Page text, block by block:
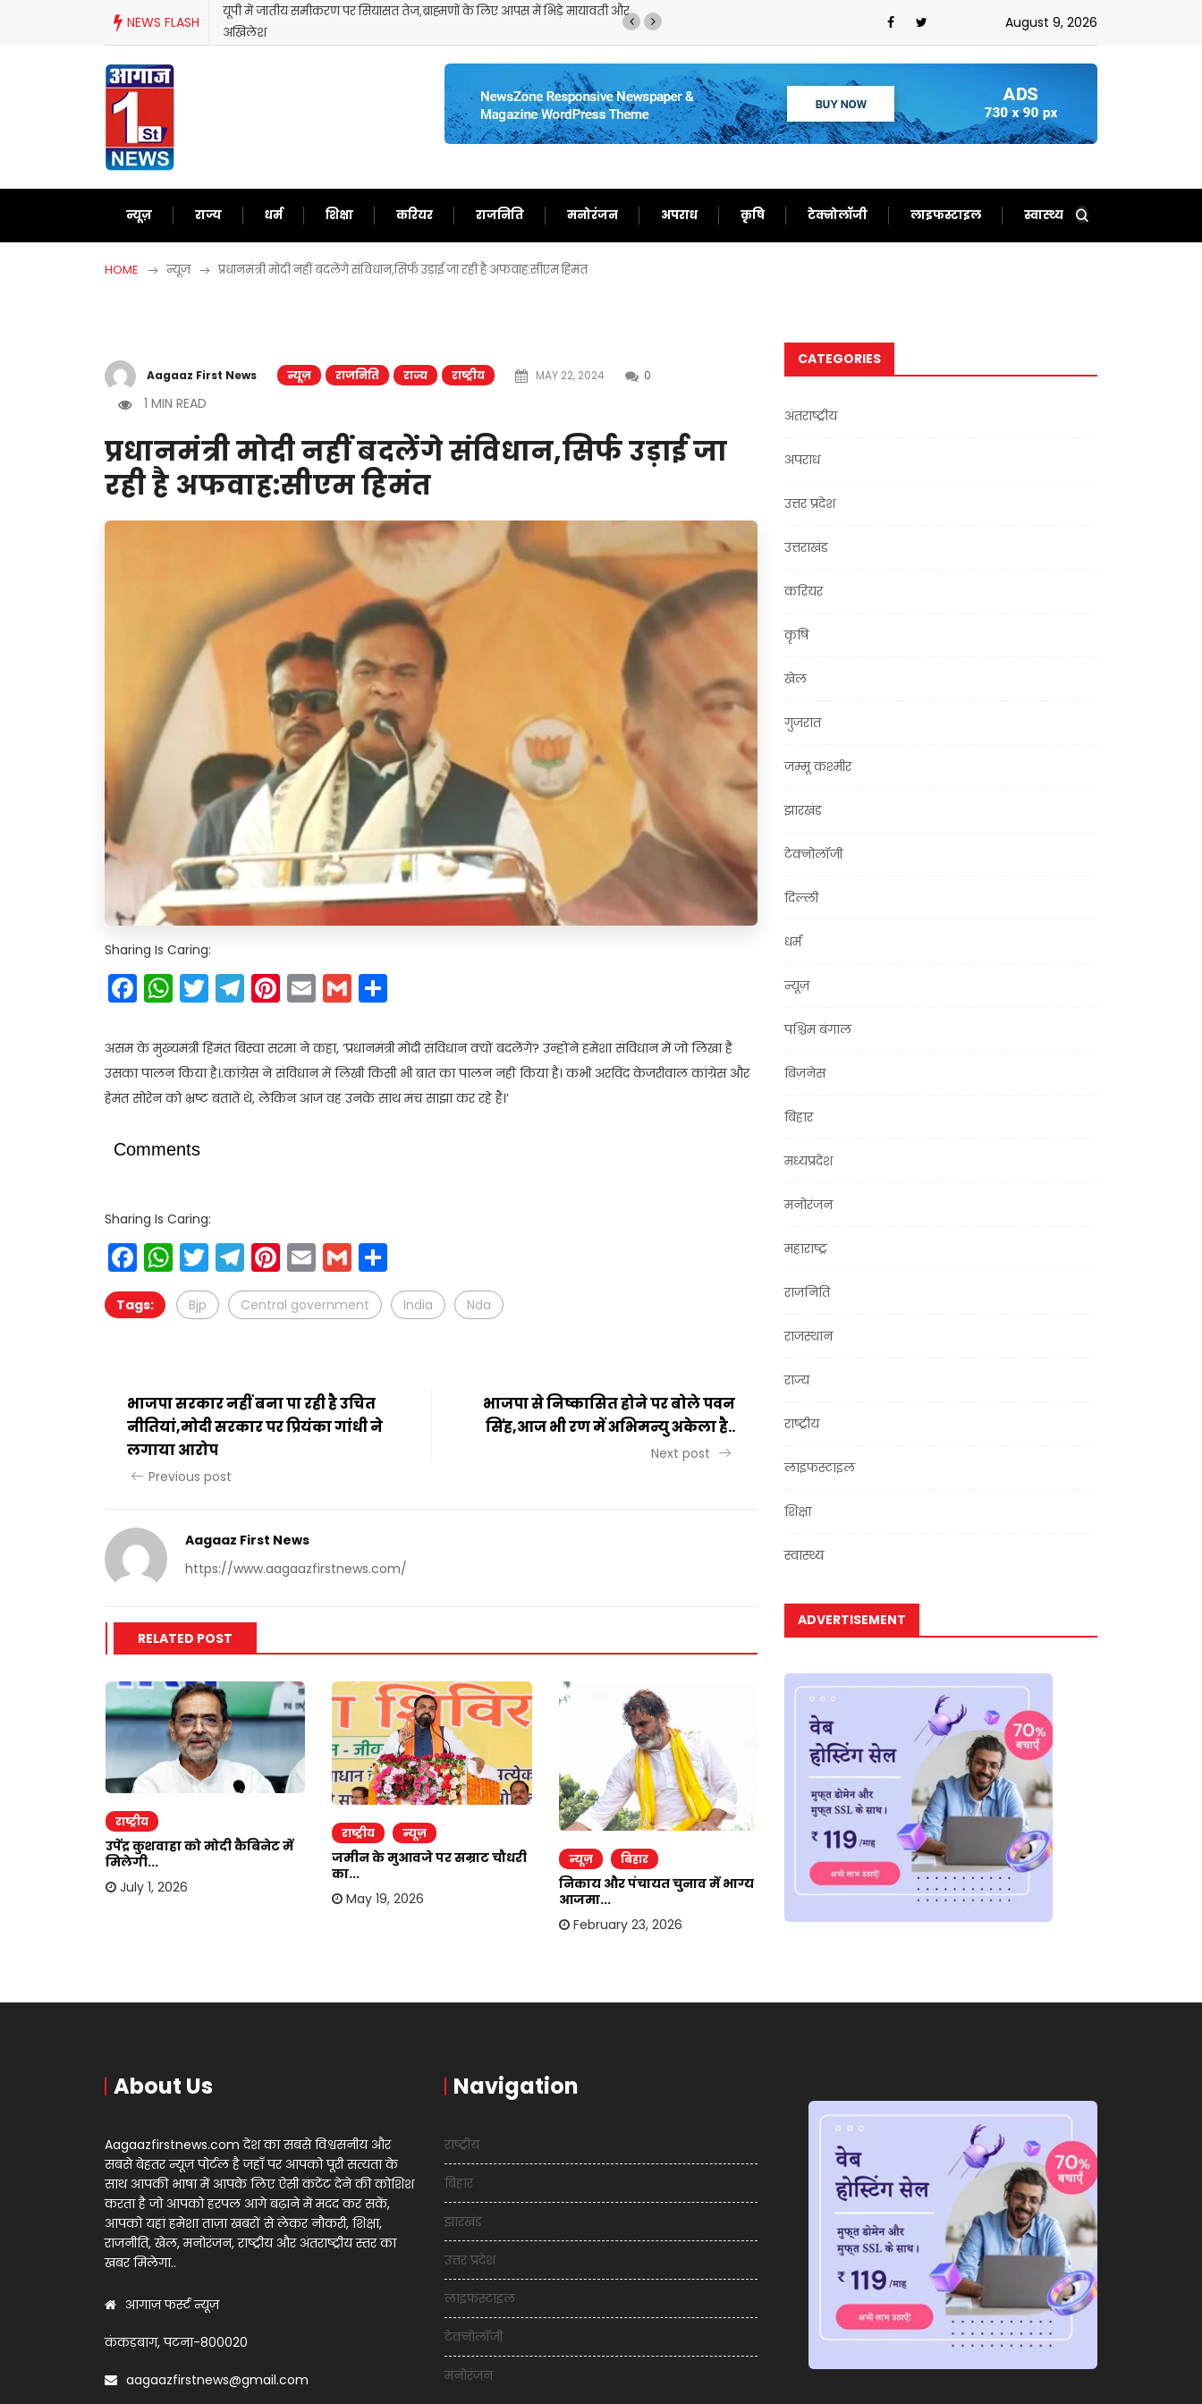
NEWS FLASH
यूपी में जातीय समीकरण पर सियासत तेज,ब्राह्मणों के लिए आपस में भिड़े मायावती और
अखिलेश
August 9, 2026
न्यूज़ राज्य धर्म शिक्षा करियर राजनिति मनोरंजन अपराध कृषि टेक्नोलॉजी लाइफस्टाइल स्वास्थ्य
HOME न्यूज़ प्रधानमंत्री मोदी नहीं बदलेंगे संविधान,सिर्फ उड़ाई जा रही है अफवाह:सीएम हिमंत
Aagaaz First News न्यूज़ राजनिति राज्य राष्ट्रीय MAY 22, 2024 0
1 MIN READ
प्रधानमंत्री मोदी नहीं बदलेंगे संविधान,सिर्फ उड़ाई जा
रही है अफवाह:सीएम हिमंत
Sharing Is Caring:
Facebook
WhatsApp
Twitter
Telegram
Pinterest
EmailGmail
असम के मुख्यमंत्री हिमंत बिस्वा सरमा ने कहा, ‘प्रधानमंत्री मोदी संविधान क्यों बदलेंगे? उन्होंने हमेशा संविधान में जो लिखा है
उसका पालन किया है।.कांग्रेस ने संविधान में लिखी किसी भी बात का पालन नहीं किया है। कभी अरविंद केजरीवाल कांग्रेस और
हेमंत सोरेन को भ्रष्ट बताते थे, लेकिन आज वह उनके साथ मंच साझा कर रहे हैं।’
Comments
Sharing Is Caring:
Facebook
WhatsApp
Twitter
Telegram
Pinterest
EmailGmail
Tags: Bjp Central government India Nda
भाजपा सरकार नहीं बना पा रही है उचित
नीतियां,मोदी सरकार पर प्रियंका गांधी ने
लगाया आरोप
Previous post
भाजपा से निष्कासित होने पर बोले पवन
सिंह,आज भी रण में अभिमन्यु अकेला है..
Next post
Aagaaz First News
https://www.aagaazfirstnews.com/
RELATED POST
राष्ट्रीय
उपेंद्र कुशवाहा को मोदी कैबिनेट में
मिलेगी...
July 1, 2026
राष्ट्रीय न्यूज़
जमीन के मुआवजे पर सम्राट चौधरी
का...
May 19, 2026
न्यूज़ बिहार
निकाय और पंचायत चुनाव में भाग्य
आजमा...
February 23, 2026
राष्ट्रीय
उपेंद्र कुशवाहा को मोदी कैबिनेट में
मिलेगी...
July 1, 2026
राष्ट्रीय
जमीन के मुआवजे पर सम्राट
का...
May 19, 2026
CATEGORIES
अंतराष्ट्रीय
अपराध
उत्तर प्रदेश
उत्तराखंड
करियर
कृषि
खेल
गुजरात
जम्मू कश्मीर
झारखंड
टेक्नोलॉजी
दिल्ली
धर्म
न्यूज़
पश्चिम बंगाल
बिज़नेस
बिहार
मध्यप्रदेश
मनोरंजन
महाराष्ट्र
राजनिति
राजस्थान
राज्य
राष्ट्रीय
लाइफस्टाइल
शिक्षा
स्वास्थ्य
ADVERTISEMENT
About Us
Aagaazfirstnews.com देश का सबसे विश्वसनीय और
सबसे बेहतर न्यूज़ पोर्टल है जहाँ पर आपको पूरी सत्यता के
साथ आपकी भाषा में आपके लिए ऐसी कंटेंट देने की कोशिश
करता है जो आपको हरपल आगे बढ़ाने में मदद कर सकें,
आपको यहां हमेशा ताज़ा खबरों से लेकर नौकरी, शिक्षा,
राजनीति, खेल, मनोरंजन, राष्ट्रीय और अंतराष्ट्रीय स्तर का
खबर मिलेगा..
आगाज़ फर्स्ट न्यूज़
कंकड़बाग, पटना-800020
aagaazfirstnews@gmail.com
Navigation
राष्ट्रीय
बिहार
झारखंड
उत्तर प्रदेश
लाइफस्टाइल
टेक्नोलॉजी
मनोरंजन